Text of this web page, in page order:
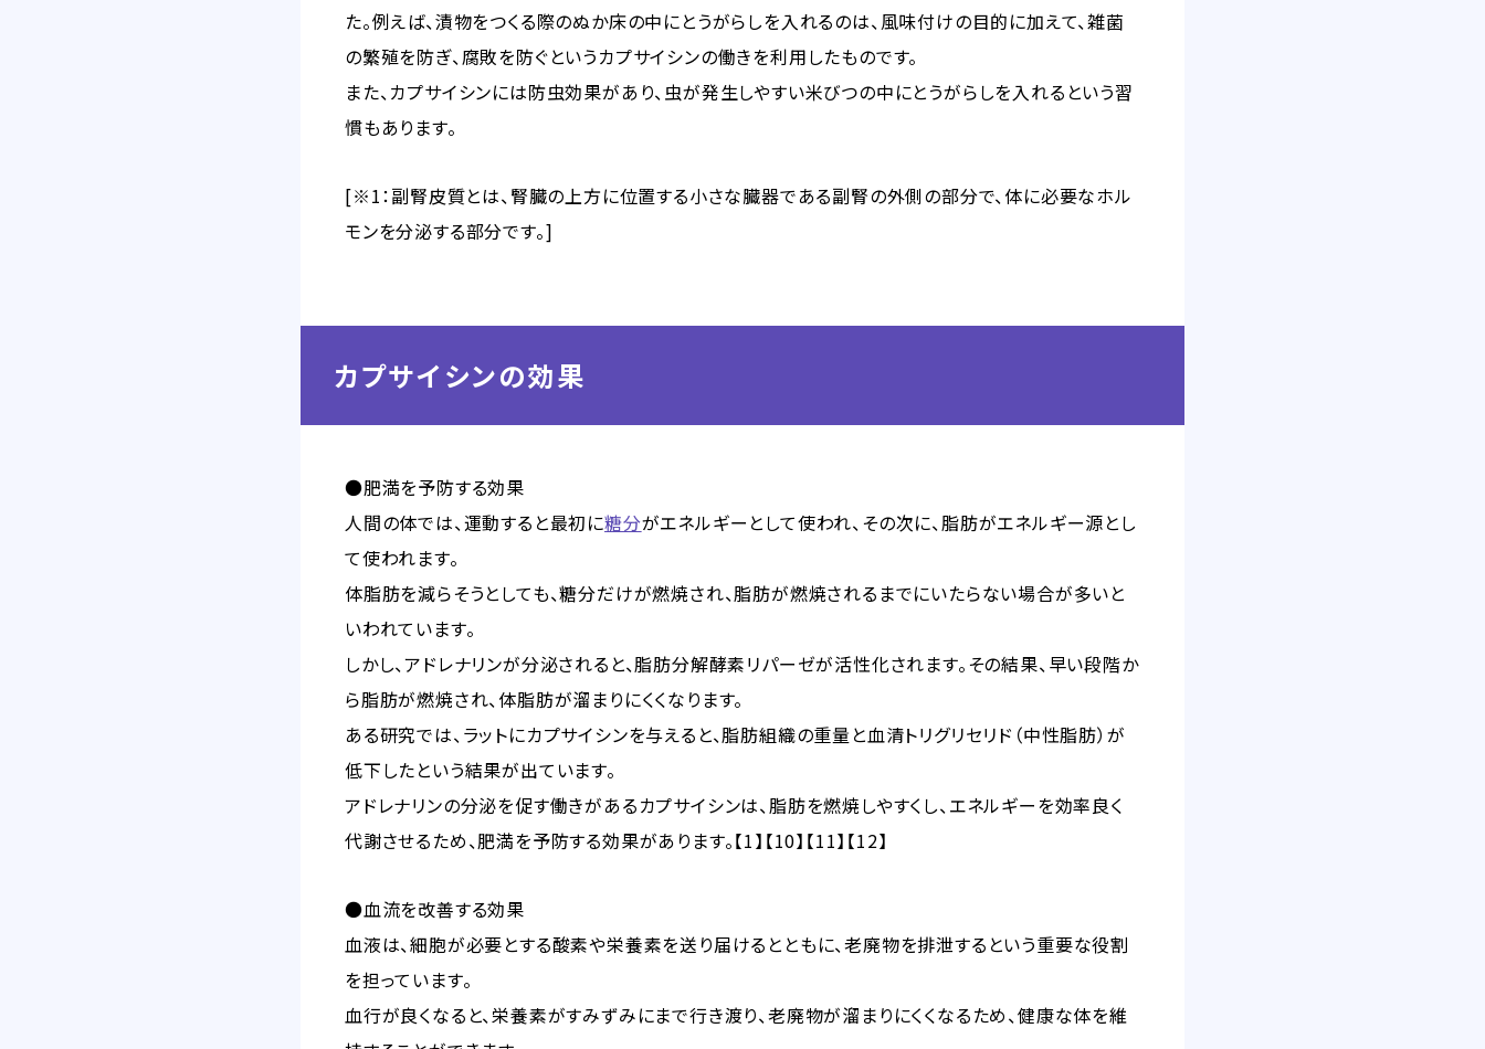
た。例えば、漬物をつくる際のぬか床の中にとうがらしを入れるのは、風味付けの目的に加えて、雑菌
の繁殖を防ぎ、腐敗を防ぐというカプサイシンの働きを利用したものです。
また、カプサイシンには防虫効果があり、虫が発生しやすい米びつの中にとうがらしを入れるという習
慣もあります。
[※1：副腎皮質とは、腎臓の上方に位置する小さな臓器である副腎の外側の部分で、体に必要なホル
モンを分泌する部分です。]
カプサイシンの効果
●肥満を予防する効果
人間の体では、運動すると最初に糖分がエネルギーとして使われ、その次に、脂肪がエネルギー源とし
て使われます。
体脂肪を減らそうとしても、糖分だけが燃焼され、脂肪が燃焼されるまでにいたらない場合が多いと
いわれています。
しかし、アドレナリンが分泌されると、脂肪分解酵素リパーゼが活性化されます。その結果、早い段階か
ら脂肪が燃焼され、体脂肪が溜まりにくくなります。
ある研究では、ラットにカプサイシンを与えると、脂肪組織の重量と血清トリグリセリド（中性脂肪）が
低下したという結果が出ています。
アドレナリンの分泌を促す働きがあるカプサイシンは、脂肪を燃焼しやすくし、エネルギーを効率良く
代謝させるため、肥満を予防する効果があります。【1】【10】【11】【12】
●血流を改善する効果
血液は、細胞が必要とする酸素や栄養素を送り届けるとともに、老廃物を排泄するという重要な役割
を担っています。
血行が良くなると、栄養素がすみずみにまで行き渡り、老廃物が溜まりにくくなるため、健康な体を維